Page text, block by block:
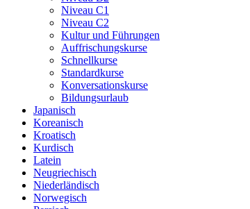
Niveau C1
Niveau C2
Kultur und Führungen
Auffrischungskurse
Schnellkurse
Standardkurse
Konversationskurse
Bildungsurlaub
Japanisch
Koreanisch
Kroatisch
Kurdisch
Latein
Neugriechisch
Niederländisch
Norwegisch